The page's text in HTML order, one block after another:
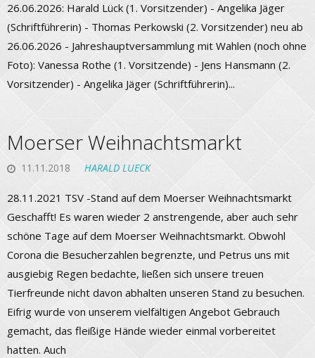
26.06.2026: Harald Lück (1. Vorsitzender) - Angelika Jäger
(Schriftführerin) - Thomas Perkowski (2. Vorsitzender) neu ab
26.06.2026 - Jahreshauptversammlung mit Wahlen (noch ohne
Foto): Vanessa Rothe (1. Vorsitzende) - Jens Hansmann (2.
Vorsitzender) - Angelika Jäger (Schriftführerin)...
Moerser Weihnachtsmarkt
11.11.2018 HARALD LUECK
28.11.2021 TSV -Stand auf dem Moerser Weihnachtsmarkt
Geschafft! Es waren wieder 2 anstrengende, aber auch sehr
schöne Tage auf dem Moerser Weihnachtsmarkt. Obwohl
Corona die Besucherzahlen begrenzte, und Petrus uns mit
ausgiebig Regen bedachte, ließen sich unsere treuen
Tierfreunde nicht davon abhalten unseren Stand zu besuchen.
Eifrig wurde von unserem vielfältigen Angebot Gebrauch
gemacht, das fleißige Hände wieder einmal vorbereitet
hatten. Auch